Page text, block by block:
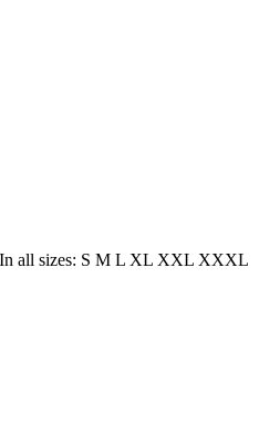
In all sizes: S M L XL XXL XXXL